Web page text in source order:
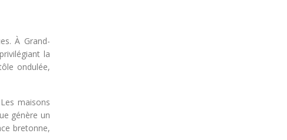
À Grand-
la
ondulée,
maisons
génère un
bretonne,